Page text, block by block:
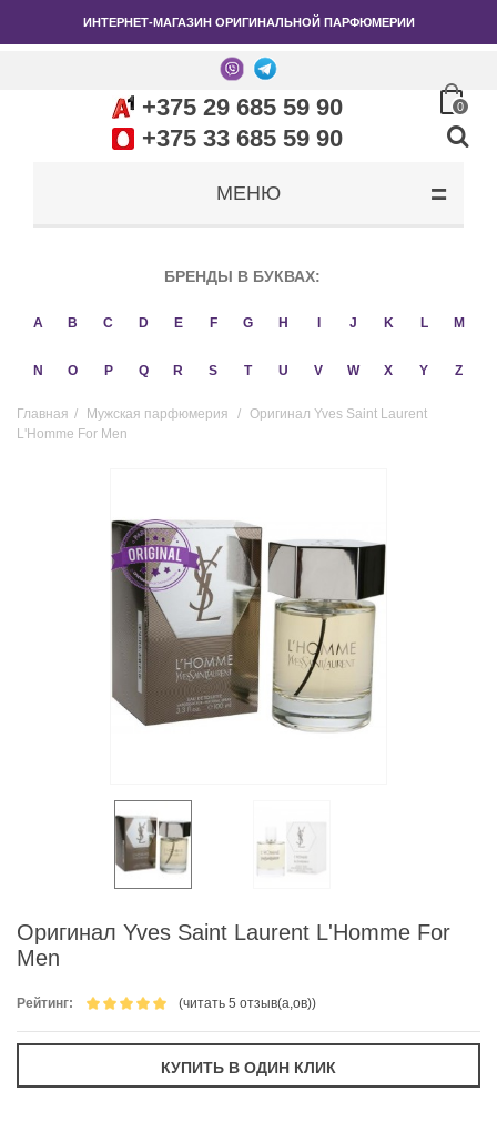
ИНТЕРНЕТ-МАГАЗИН ОРИГИНАЛЬНОЙ ПАРФЮМЕРИИ
+375 29 685 59 90
+375 33 685 59 90
0
МЕНЮ
БРЕНДЫ В БУКВАХ:
A B C D E F G H J K L M
N O P Q R S T U V W X Y Z
Главная / Мужская парфюмерия / Оригинал Yves Saint Laurent
L'Homme For Men
Оригинал Yves Saint Laurent L'Homme For
Men
Рейтинг: (читать 5 отзыв(а,ов))